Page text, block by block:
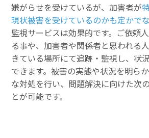
嫌がらせを受けているが、加害者が
現状被害を受けているのかも定かで
監視サービスは効果的です。ご依頼
る事や、加害者や関係者と思われる
きている場所にて追跡・監視し、状
できます。被害の実態や状況を明ら
な対処を行い、問題解決に向けた次
とが可能です。